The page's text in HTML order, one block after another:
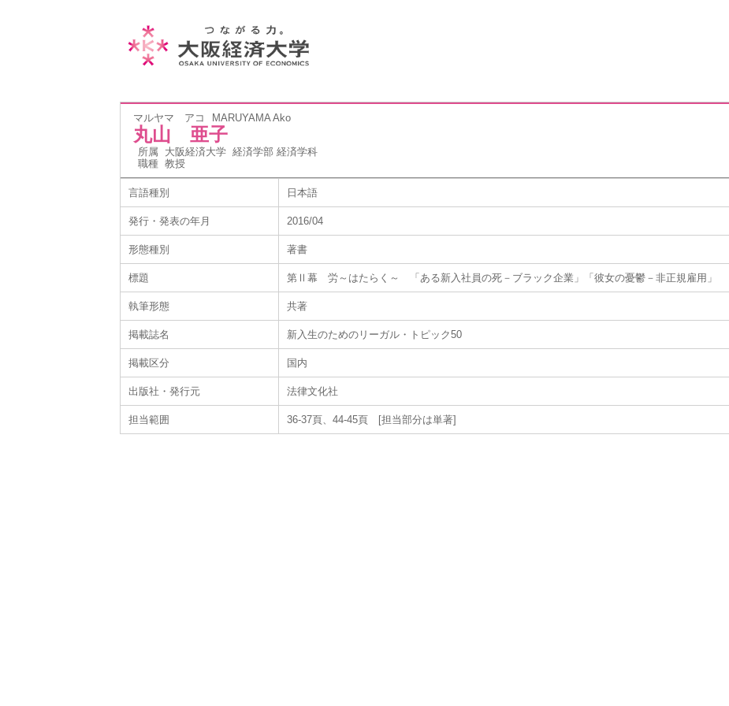
マルヤマ アコ MARUYAMA Ako
丸山 亜子
所属 大阪経済大学 経済学部 経済学科
職種 教授
言語種別 日本語
発行・発表の年月 2016/04
形態種別 著書
標題 第Ⅱ幕 労～はたらく～ 「ある新入社員の死－ブラック企業」「彼女の憂鬱－非正規雇用」
執筆形態 共著
掲載誌名 新入生のためのリーガル・トピック50
掲載区分 国内
出版社・発行元 法律文化社
担当範囲 36-37頁、44-45頁 [担当部分は単著]